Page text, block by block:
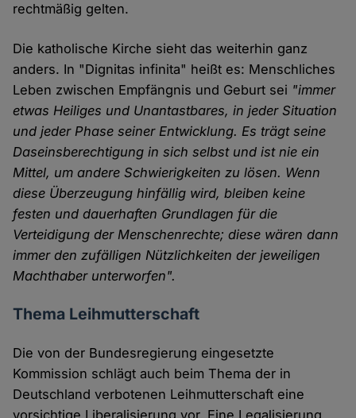
rechtmäßig gelten.
Die katholische Kirche sieht das weiterhin ganz
anders. In "Dignitas infinita" heißt es: Menschliches
Leben zwischen Empfängnis und Geburt sei "immer
etwas Heiliges und Unantastbares, in jeder Situation
und jeder Phase seiner Entwicklung. Es trägt seine
Daseinsberechtigung in sich selbst und ist nie ein
Mittel, um andere Schwierigkeiten zu lösen. Wenn
diese Überzeugung hinfällig wird, bleiben keine
festen und dauerhaften Grundlagen für die
Verteidigung der Menschenrechte; diese wären dann
immer den zufälligen Nützlichkeiten der jeweiligen
Machthaber unterworfen".
Thema Leihmutterschaft
Die von der Bundesregierung eingesetzte
Kommission schlägt auch beim Thema der in
Deutschland verbotenen Leihmutterschaft eine